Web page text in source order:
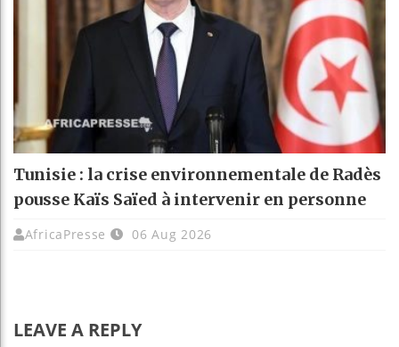
Tunisie : la crise environnementale de Radès
pousse Kaïs Saïed à intervenir en personne
AfricaPresse 06 Aug 2026
LEAVE A REPLY